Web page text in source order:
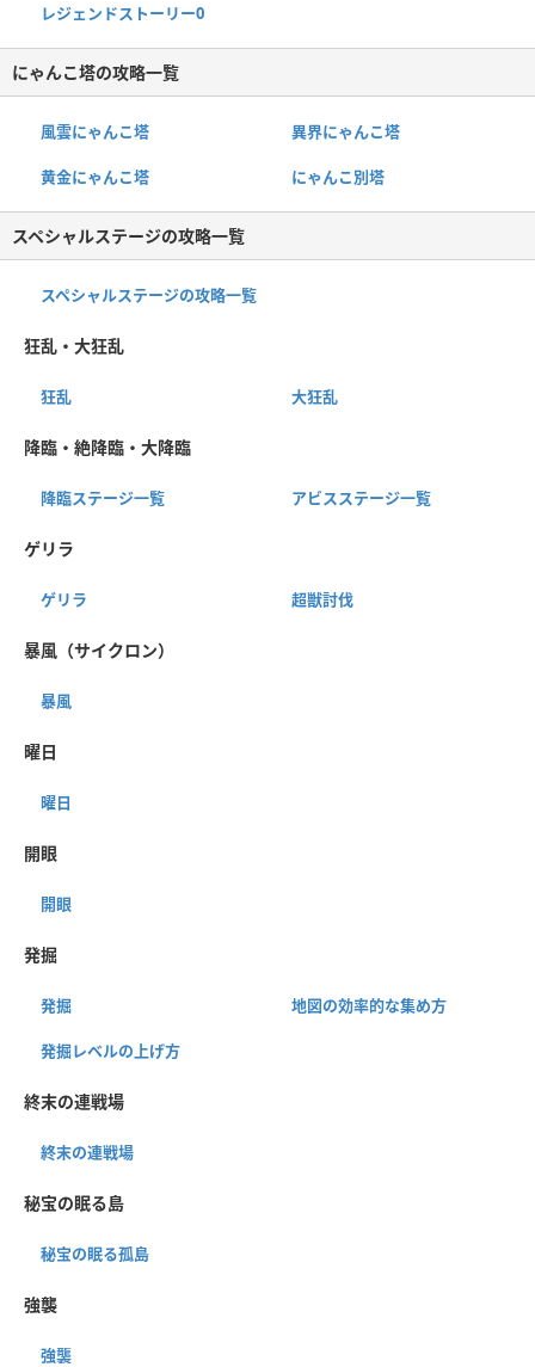
レジェンドストーリー0
にゃんこ塔の攻略一覧
風雲にゃんこ塔 異界にゃんこ塔
黄金にゃんこ塔 にゃんこ別塔
スペシャルステージの攻略一覧
スペシャルステージの攻略一覧
狂乱・大狂乱
狂乱 大狂乱
降臨・絶降臨・大降臨
降臨ステージ一覧 アビスステージ一覧
ゲリラ
ゲリラ 超獣討伐
暴風（サイクロン）
暴風
曜日
曜日
開眼
開眼
発掘
発掘 地図の効率的な集め方
発掘レベルの上げ方
終末の連戦場
終末の連戦場
秘宝の眠る島
秘宝の眠る孤島
強襲
強襲